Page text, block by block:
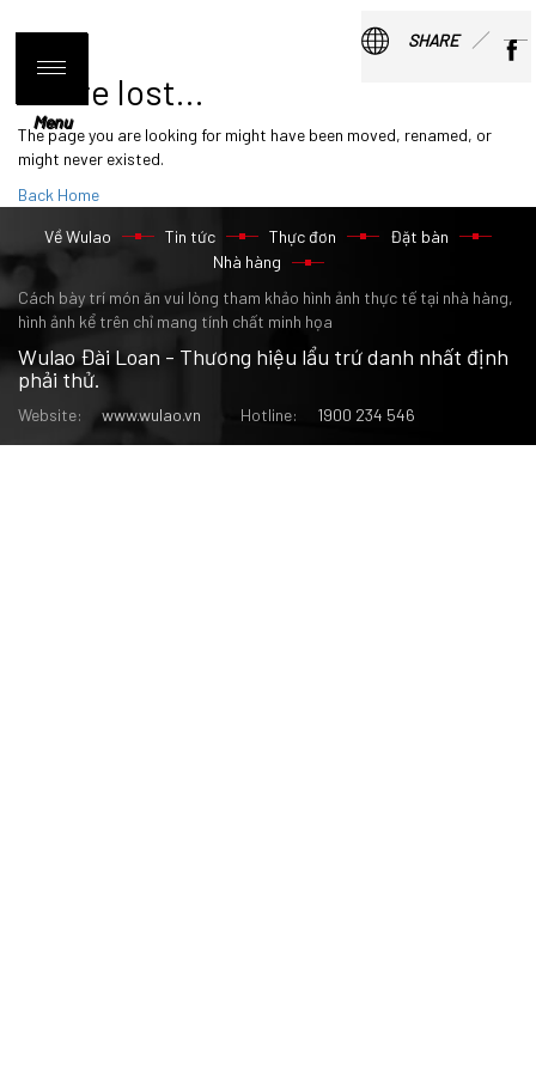
Menu
SHARE
Menu
You're lost...
The page you are looking for might have been moved, renamed, or
might never existed.
Back Home
Về Wulao Tin tức Thực đơn
Đặt bàn
Nhà hàng
Cách bày trí món ăn vui lòng tham khảo hình ảnh thực tế tại nhà hàng,
hình ảnh kể trên chỉ mang tính chất minh họa
Wulao Đài Loan - Thương hiệu lẩu trứ danh nhất định
phải thử.
Website: www.wulao.vn Hotline: 1900 234 546